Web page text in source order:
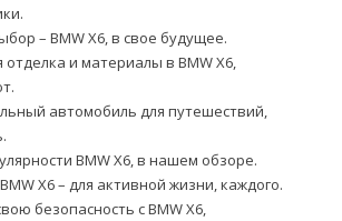
– BMW X6, в свое будущее.
и материалы в BMW X6,
автомобиль для путешествий,
BMW X6, в нашем обзоре.
X6 – для активной жизни, каждого.
безопасность с BMW X6,